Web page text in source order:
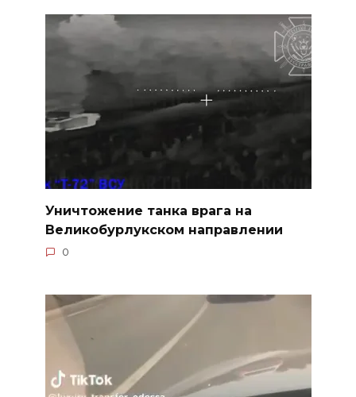
Уничтожение танка врага на
Великобурлукском направлении
0